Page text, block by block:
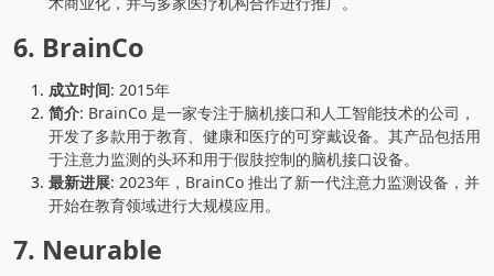
6. BrainCo
成立时间: 2015年
简介: BrainCo 是一家专注于脑机接口和人工智能技术的公司，
开发了多款用于教育、健康和医疗的可穿戴设备。其产品包括用
于注意力监测的头环和用于假肢控制的脑机接口设备。
最新进展: 2023年，BrainCo 推出了新一代注意力监测设备，并
开始在教育领域进行大规模应用。
7. Neurable